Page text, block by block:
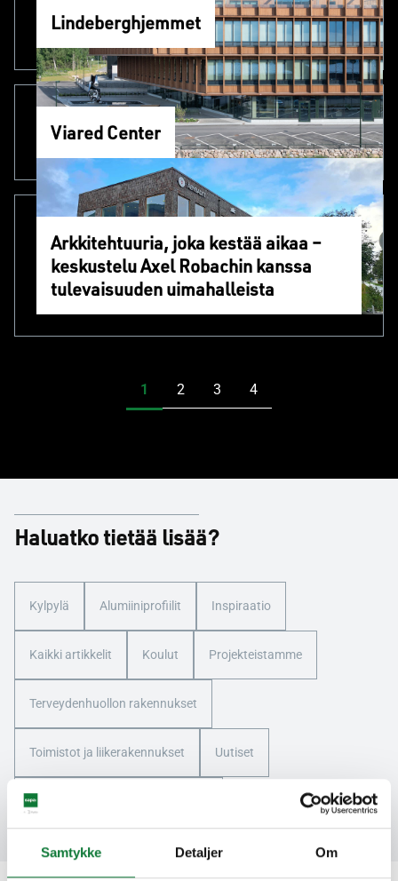
Samtykke Detaljer Om
Lindeberghjemmet
Viared Center
Arkkitehtuuria, joka kestää aikaa –
keskustelu Axel Robachin kanssa
tulevaisuuden uimahalleista
Haluatko tietää lisää?
Kylpylä Alumiiniprofiilit Inspiraatio
Kaikki artikkelit Koulut Projekteistamme
Terveydenhuollon rakennukset
Toimistot ja liikerakennukset Uutiset
WATA -palkintojen voittajat 2024